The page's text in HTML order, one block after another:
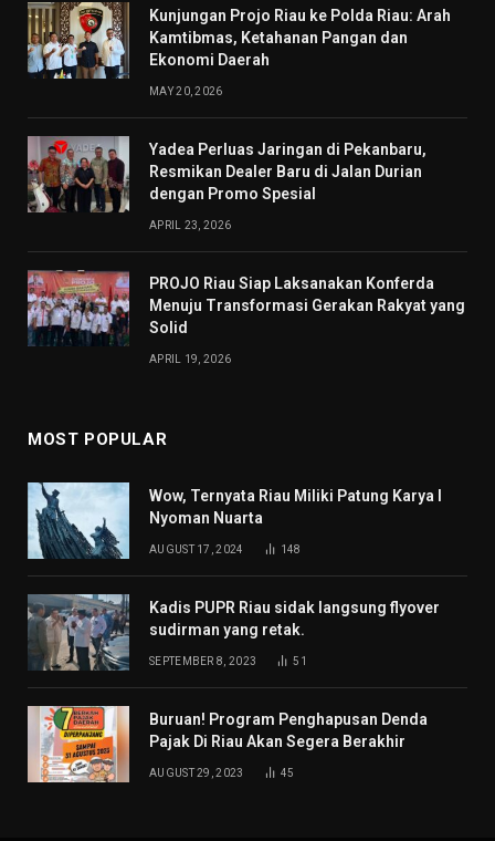
Kunjungan Projo Riau ke Polda Riau: Arah
Kamtibmas, Ketahanan Pangan dan
Ekonomi Daerah
MAY 20, 2026
Yadea Perluas Jaringan di Pekanbaru,
Resmikan Dealer Baru di Jalan Durian
dengan Promo Spesial
APRIL 23, 2026
PROJO Riau Siap Laksanakan Konferda
Menuju Transformasi Gerakan Rakyat yang
Solid
APRIL 19, 2026
MOST POPULAR
Wow, Ternyata Riau Miliki Patung Karya I
Nyoman Nuarta
AUGUST 17, 2024 148
Kadis PUPR Riau sidak langsung flyover
sudirman yang retak.
SEPTEMBER 8, 2023 51
Buruan! Program Penghapusan Denda
Pajak Di Riau Akan Segera Berakhir
AUGUST 29, 2023 45